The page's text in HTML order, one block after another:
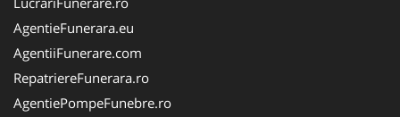
AgentieFunerara.eu
AgentiiFunerare.com
RepatriereFunerara.ro
AgentiePompeFunebre.ro